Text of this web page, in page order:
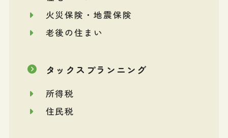
火災保険・地震保険
老後の住まい
タックスプランニング
所得税
住民税